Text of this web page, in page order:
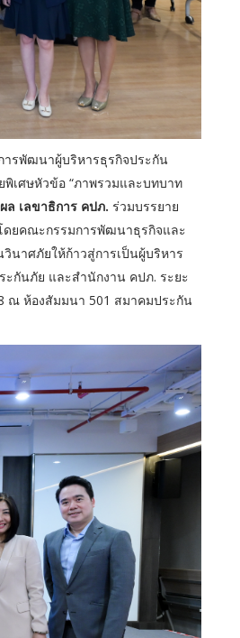
ารพัฒนาผู้บริหารธุรกิจประกัน
พิเศษหัวข้อ “ภาพรวมและบทบาท
เลขาธิการ คปภ. ร่วมบรรยาย
ดยคณะกรรมการพัฒนาธุรกิจและ
นาศภัยให้ก้าวสู่การเป็นผู้บริหาร
กันภัย และสำนักงาน คปภ. ระยะ
ณ ห้องสัมมนา 501 สมาคมประกัน